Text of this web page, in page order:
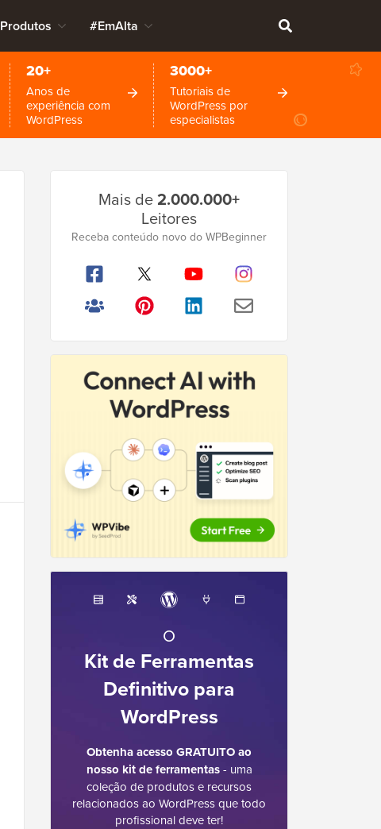
Produtos #EmAlta
20+
Anos de
experiência com
WordPress
3000+
Tutoriais de
WordPress por
especialistas
Lateral
Principal
Mais de2.000.000+
Leitores
Receba conteúdo novo do WPBeginner
O
Kit de Ferramentas
Definitivo para
WordPress
Obtenha acesso GRATUITO ao
nosso kit de ferramentas- uma
coleção de produtos e recursos
relacionados ao WordPress que todo
profissional deve ter!